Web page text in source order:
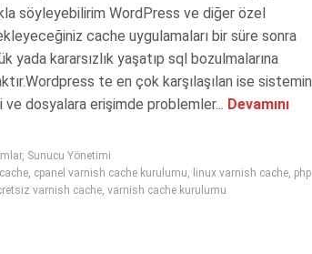
söyleyebilirim WordPress ve diğer özel
cache uygulamaları bir süre sonra
yada kararsızlık yaşatıp sql bozulmalarına
te en çok karşılaşılan ise sistemin
ve dosyalara erişimde problemler... Devamını
, Sunucu Yönetimi
, cpanel varnish cache kurulumu, linux varnish cache, php
varnish cache, varnish cache kurulumu